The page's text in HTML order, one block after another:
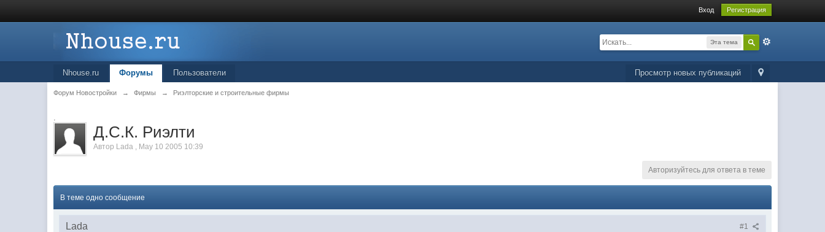
Вход Регистрация
Эта тема
Просмотр новых публикаций
Nhouse.ru Форумы Пользователи
Форум Новостройки → Фирмы → Риэлторские и строительные фирмы
.
Д.С.К. Риэлти
Автор Lada , May 10 2005 10:39
Авторизуйтесь для ответа в теме
В теме одно сообщение
#1
Lada